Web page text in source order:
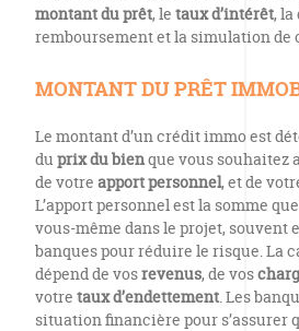
montant du prêt, le taux d’intérêt, la
remboursement et la simulation de
MONTANT DU PRÊT
Le montant d’un crédit immo est
du prix du bienque vous souhaitez
de votre apport personnel, et de
L’apport personnel est la somme
vous-même dans le projet, souvent
banques pour réduire le risque. La
dépend de vosrevenus, de vos
votre taux d’endettement. Les
situation financière pour s’assurer